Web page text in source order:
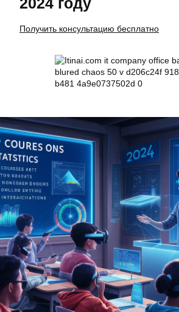
Получить консультацию бесплатно